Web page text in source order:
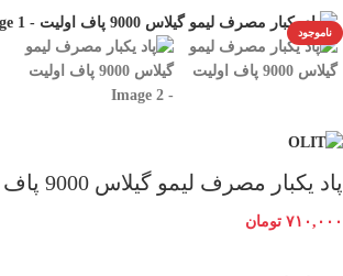
ناموجود
پاد یکبار مصرف لیمو گیلاس 9000 پاف اولیت
۷۱۰,۰۰۰ تومان